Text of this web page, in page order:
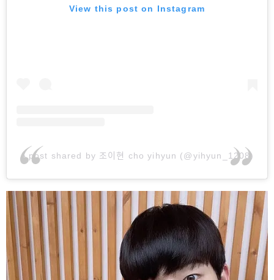
View this post on Instagram
A post shared by 조이현 cho yihyun (@yihyun_1208)